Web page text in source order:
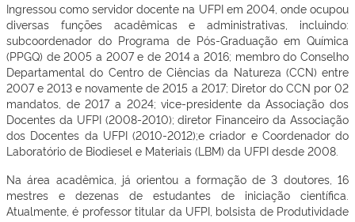
Ingressou como servidor docente na UFPI em 2004, onde ocupou
diversas funções acadêmicas e administrativas, incluindo:
subcoordenador do Programa de Pós-Graduação em Química
(PPGQ) de 2005 a 2007 e de 2014 a 2016; membro do Conselho
Departamental do Centro de Ciências da Natureza (CCN) entre
2007 e 2013 e novamente de 2015 a 2017; Diretor do CCN por 02
mandatos, de 2017 a 2024; vice-presidente da Associação dos
Docentes da UFPI (2008-2010); diretor Financeiro da Associação
dos Docentes da UFPI (2010-2012);e criador e Coordenador do
Laboratório de Biodiesel e Materiais (LBM) da UFPI desde 2008.
Na área acadêmica, já orientou a formação de 3 doutores, 16
mestres e dezenas de estudantes de iniciação científica.
Atualmente, é professor titular da UFPI, bolsista de Produtividade